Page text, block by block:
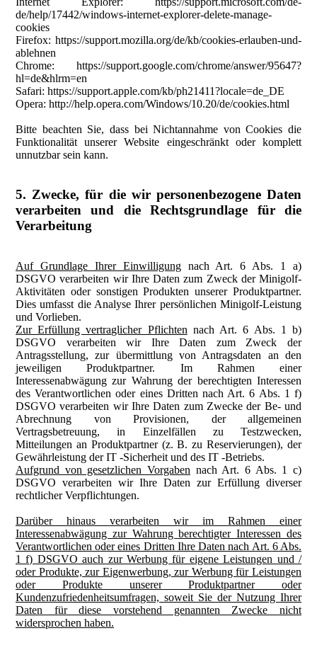
de/help/17442/windows-internet-explorer-delete-manage-
cookies
Firefox: https://support.mozilla.org/de/kb/cookies-erlauben-und-
ablehnen
Chrome: https://support.google.com/chrome/answer/95647?
hl=de&hlrm=en
Safari: https://support.apple.com/kb/ph21411?locale=de_DE
Opera: http://help.opera.com/Windows/10.20/de/cookies.html
Bitte beachten Sie, dass bei Nichtannahme von Cookies die
Funktionalität unserer Website eingeschränkt oder komplett
unnutzbar sein kann.
5. Zwecke, für die wir personenbezogene Daten
verarbeiten und die Rechtsgrundlage für die
Verarbeitung
Auf Grundlage Ihrer Einwilligungnach Art. 6 Abs. 1 a)
DSGVO verarbeiten wir Ihre Daten zum Zweck der Minigolf-
Aktivitäten oder sonstigen Produkten unserer Produktpartner.
Dies umfasst die Analyse Ihrer persönlichen Minigolf-Leistung
und Vorlieben.
Zur Erfüllung vertraglicher Pflichten nach Art. 6 Abs. 1 b)
DSGVO verarbeiten wir Ihre Daten zum Zweck der
Antragsstellung, zur übermittlung von Antragsdaten an den
jeweiligen Produktpartner. Im Rahmen einer
Interessenabwägung zur Wahrung der berechtigten Interessen
des Verantwortlichen oder eines Dritten nach Art. 6 Abs. 1 f)
DSGVO verarbeiten wir Ihre Daten zum Zwecke der Be- und
Abrechnung von Provisionen, der allgemeinen
Vertragsbetreuung, in Einzelfällen zu Testzwecken,
Mitteilungen an Produktpartner (z. B. zu Reservierungen), der
Gewährleistung der IT -Sicherheit und des IT -Betriebs.
Aufgrund von gesetzlichen Vorgaben nach Art. 6 Abs. 1 c)
DSGVO verarbeiten wir Ihre Daten zur Erfüllung diverser
rechtlicher Verpflichtungen.
Darüber hinaus verarbeiten wir im Rahmen einer
Interessenabwägung zur Wahrung berechtigter Interessen des
Verantwortlichen oder eines Dritten Ihre Daten nach Art. 6 Abs.
1 f) DSGVO auch zur Werbung für eigene Leistungen und /
oder Produkte, zur Eigenwerbung, zur Werbung für Leistungen
oder Produkte unserer Produktpartner oder
Kundenzufriedenheitsumfragen, soweit Sie der Nutzung Ihrer
Daten für diese vorstehend genannten Zwecke nicht
widersprochen haben.